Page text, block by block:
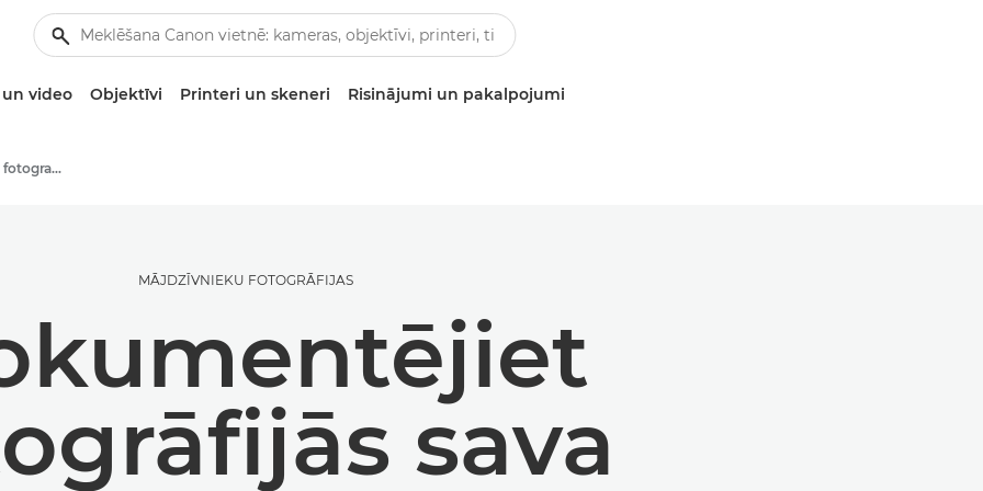
video Objektīvi Printeri un skeneri Risinājumi un pakalpojumi
Padomi un paņēmieni fotografēšanai un drukāšanai
MĀJDZĪVNIEKU FOTOGRĀFIJAS
sava